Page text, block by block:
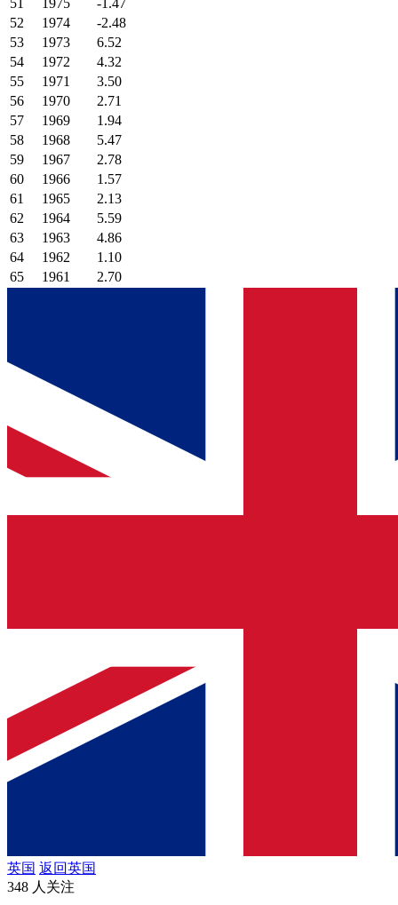
52
1974
-2.48
53
1973
6.52
54
1972
4.32
55
1971
3.50
56
1970
2.71
57
1969
1.94
58
1968
5.47
59
1967
2.78
60
1966
1.57
61
1965
2.13
62
1964
5.59
63
1963
4.86
64
1962
1.10
65
1961 2.70
英国 返回英国
348 人关注